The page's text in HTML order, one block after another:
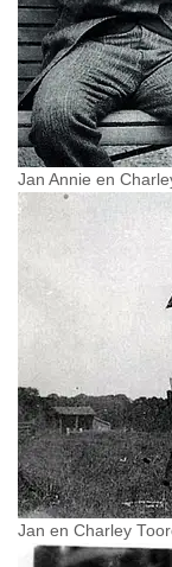
Jan Annie en
Jan en Charley